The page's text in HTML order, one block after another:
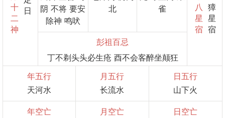
十
二
神
日
阴 不将 要安
除神 鸣吠
北
雀
彭祖百忌
丁不剃头头必生疮 酉不会客醉坐颠狂
八
星
宿
獐
星
宿
年五行
天河水
月五行
长流水
日五行
山下火
年空亡
月空亡
日空亡